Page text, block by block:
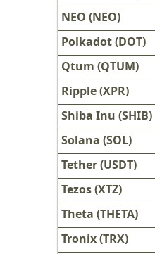
NEO (NEO)
Polkadot (DOT)
Qtum (QTUM)
Ripple (XPR)
Shiba Inu (SHIB)
Solana (SOL)
Tether (USDT)
Tezos (XTZ)
Theta (THETA)
Tronix (TRX)